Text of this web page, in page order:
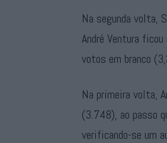
Na segunda volta,
André Ventura
votos em branco
Na primeira volta,
(3.748), ao passo
verificando-se um